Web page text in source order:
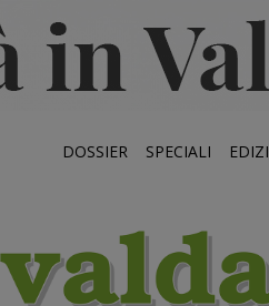
DOSSIER SPECIALI